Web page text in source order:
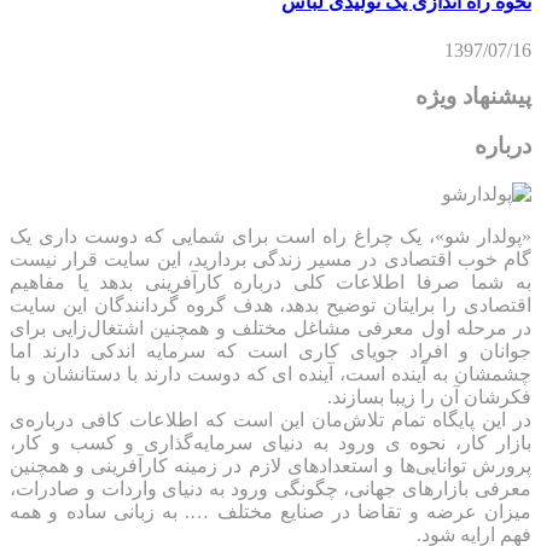
1397/07/16
پیشنهاد ویژه
درباره
«پولدار شو»، یک چراغ راه است برای شمایی که دوست داری یک
گام خوب اقتصادی در مسیر زندگی بردارید، این سایت قرار نیست
به شما صرفا اطلاعات کلی درباره کارآفرینی بدهد یا مفاهیم
اقتصادی را برایتان توضیح بدهد، هدف گروه گردانندگان این سایت
در مرحله اول معرفی مشاغل مختلف و همچنین اشتغال‌زایی برای
جوانان و افراد جویای کاری است که سرمایه اندکی دارند اما
چشمشان به آینده است، آینده ای که دوست دارند با دستانشان و با
فکرشان آن را زیبا بسازند.
در این پایگاه تمام تلاش‌مان این است که ‌اطلاعات کافی درباره‌ی
بازار کار، نحوه ی ورود به دنیای سرمایه‌گذاری و کسب و کار،
پرورش توانایی‌ها و استعدادهای لازم در زمینه کارآفرینی و همچنین
معرفی بازارهای جهانی، چگونگی ورود به دنیای واردات و صادرات،
میزان عرضه و تقاضا در صنایع مختلف …. به زبانی ساده و همه
فهم ارایه شود.